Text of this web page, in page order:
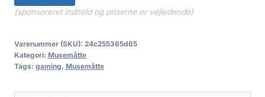
(sponsoreret indhold og priserne er vejledende)
Varenummer (SKU): 24c255365d65
Kategori: Musemåtte
Tags: gaming, Musemåtte